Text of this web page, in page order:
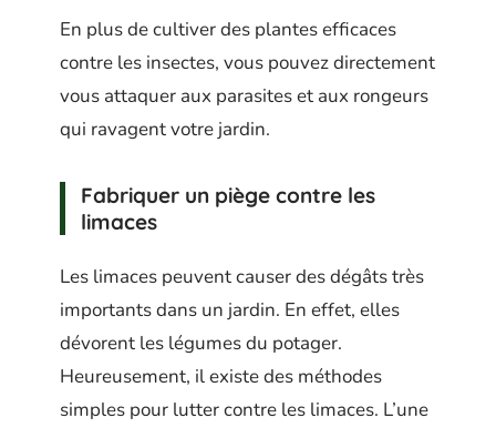
En plus de cultiver des plantes efficaces
contre les insectes, vous pouvez directement
vous attaquer aux parasites et aux rongeurs
qui ravagent votre jardin.
Fabriquer un piège contre les
limaces
Les limaces peuvent causer des dégâts très
importants dans un jardin. En effet, elles
dévorent les légumes du potager.
Heureusement, il existe des méthodes
simples pour lutter contre les limaces. L’une